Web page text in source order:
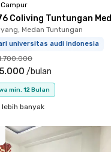
Campur
Coliving Tuntungan
Medan Tuntungan
universitas audi indonesia
/bulan
min. 12 Bulan
banyak